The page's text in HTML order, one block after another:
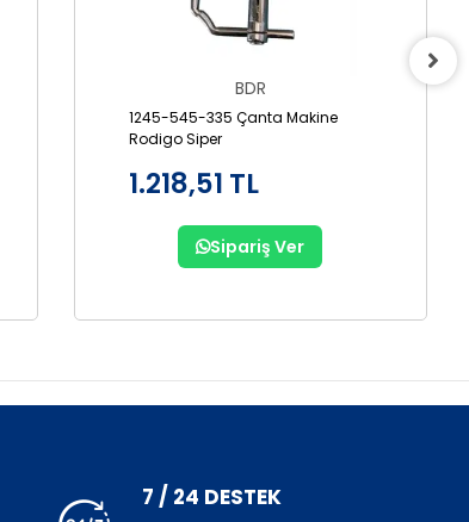
BDR
1245-545-335 Çanta Makine
Rodigo Siper
1.218,51 TL
Sipariş Ver
7 / 24 DESTEK